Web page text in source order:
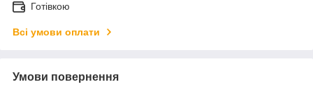
Готівкою
Всі умови оплати
Умови повернення